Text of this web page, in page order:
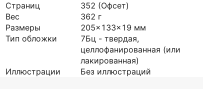
Страниц
352 (Офсет)
Вес
362 г
Размеры
205x133x19 мм
Тип обложки
7Бц - твердая,
целлофанированная (или
лакированная)
Иллюстрации
Без иллюстраций